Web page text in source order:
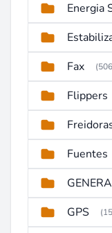
Energia
Fax
Flippers
Fuentes
GPS